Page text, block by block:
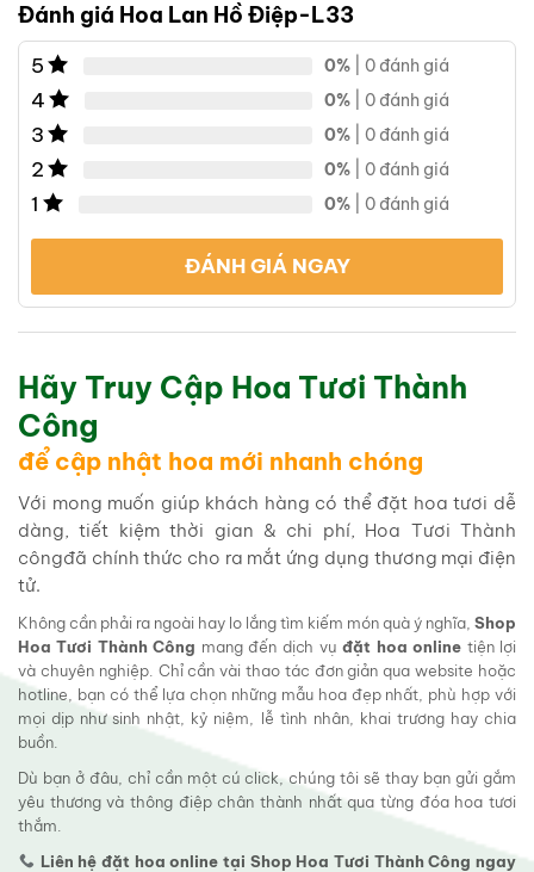
Đánh giá Hoa Lan Hồ Điệp-L33
5 0% | 0 đánh giá
4 0% | 0 đánh giá
3 0% | 0 đánh giá
2 0% | 0 đánh giá
1 0% | 0 đánh giá
ĐÁNH GIÁ NGAY
Hãy Truy Cập Hoa Tươi Thành
Công
để cập nhật hoa mới nhanh chóng
Với mong muốn giúp khách hàng có thể đặt hoa tươi dễ
dàng, tiết kiệm thời gian & chi phí, Hoa Tươi Thành
côngđã chính thức cho ra mắt ứng dụng thương mại điện
tử.
Không cần phải ra ngoài hay lo lắng tìm kiếm món quà ý nghĩa, Shop
Hoa Tươi Thành Công mang đến dịch vụđặt hoa online tiện lợi
và chuyên nghiệp. Chỉ cần vài thao tác đơn giản qua website hoặc
hotline, bạn có thể lựa chọn những mẫu hoa đẹp nhất, phù hợp với
mọi dịp như sinh nhật, kỷ niệm, lễ tình nhân, khai trương hay chia
buồn.
Dù bạn ở đâu, chỉ cần một cú click, chúng tôi sẽ thay bạn gửi gắm
yêu thương và thông điệp chân thành nhất qua từng đóa hoa tươi
thắm.
Liên hệ đặt hoa online tại Shop Hoa Tươi Thành Công ngay